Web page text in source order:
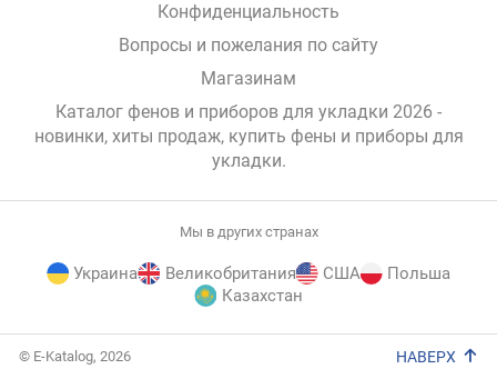
Конфиденциальность
Вопросы и пожелания по сайту
Магазинам
Каталог фенов и приборов для укладки 2026 -
новинки, хиты продаж, купить фены и приборы для
укладки.
Мы в других странах
Украина Великобритания США
Польша
Казахстан
© E-Katalog, 2026 НАВЕРХ